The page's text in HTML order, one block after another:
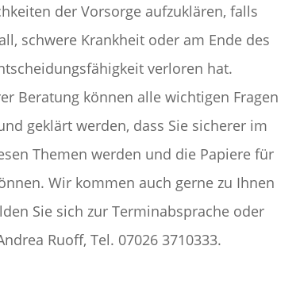
der Vorsorge aufzuklären, falls
schwere Krankheit oder am Ende des
verloren hat.
Beratung können alle wichtigen Fragen
geklärt werden, dass Sie sicherer im
Themen werden und die Papiere für
Wir kommen auch gerne zu Ihnen
Sie sich zur Terminabsprache oder
Ruoff, Tel. 07026 3710333.